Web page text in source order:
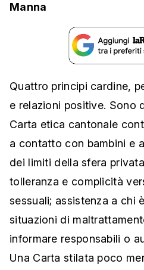
Manna
Quattro principi cardine,
e relazioni positive. Sono
Carta etica cantonale
a contatto con bambini e
dei limiti della sfera
tolleranza e complicità
sessuali; assistenza a chi
situazioni di
informare responsabili o
Una Carta stilata poco